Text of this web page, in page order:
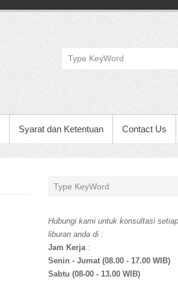
Syarat dan Ketentuan Contact Us
Hubungi kami untuk konsultasi
liburan anda di :
Jam Kerja:
Senin - Jumat (08.00 - 17.00 WIB)
Sabtu (08-00 - 13.00 WIB)